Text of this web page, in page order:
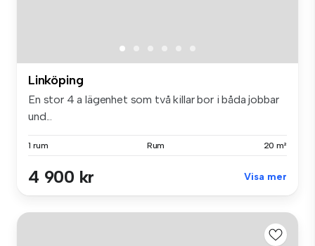
Linköping
En stor 4 a lägenhet som två killar bor i båda jobbar
und...
1 rum Rum 20 m²
4 900 kr Visa mer